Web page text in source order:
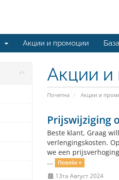
Акции и промоции
Акции и
Почетна Акции и
Prijswijziging
Beste klant, Graag
verlengingskosten.
we een
...
Повеќе »
13та Август 2024